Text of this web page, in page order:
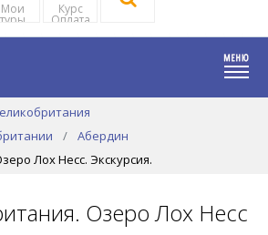
Мои
туры
Курс
Оплата
Абердин
Лох Несс. Экскурсия.
Озеро Лох Несс